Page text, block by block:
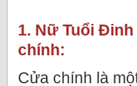
1. Nữ Tuổi
chính:
Cửa chính là